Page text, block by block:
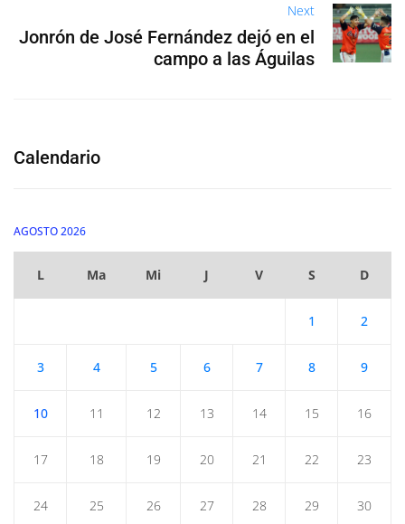
Next
Jonrón de José Fernández dejó en el
campo a las Águilas
Calendario
AGOSTO 2026
L Ma Mi J V S D
1 2
3 4 5 6 7 8 9
10 11 12 13 14 15 16
17 18 19 20 21 22 23
24 25 26 27 28 29 30